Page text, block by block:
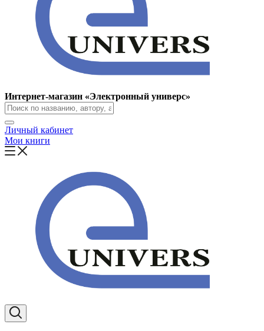
Интернет-магазин «Электронный универс»
Личный кабинет
Мои книги